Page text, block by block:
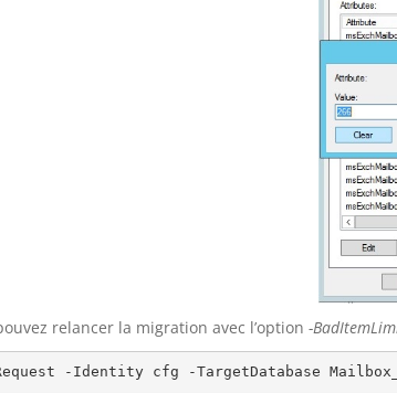
relancer la migration avec l’option -
-Identity cfg -TargetDatabase